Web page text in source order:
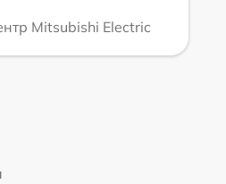
Mitsubishi Electric